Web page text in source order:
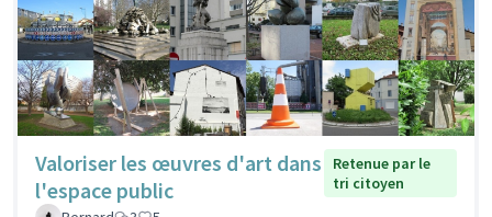
Valoriser les œuvres d'art dans
l'espace public
Retenue par le
tri citoyen